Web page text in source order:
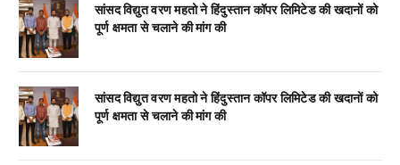
सांसद विद्युत वरण महतो ने हिंदुस्तान कॉपर लिमिटेड की खदानों को
पूर्ण क्षमता से चलाने की मांग की
सांसद विद्युत वरण महतो ने हिंदुस्तान कॉपर लिमिटेड की खदानों को
पूर्ण क्षमता से चलाने की मांग की